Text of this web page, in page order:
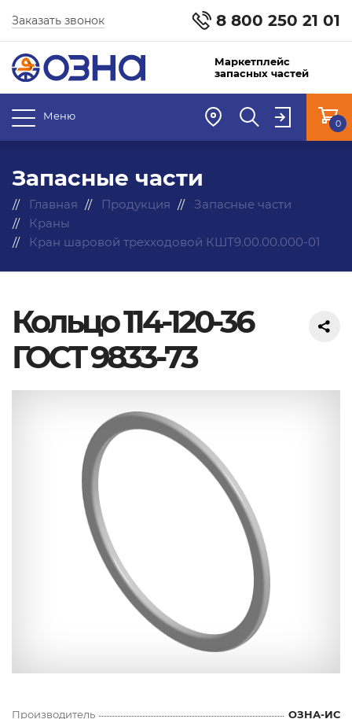
8 800 250 21 01
Заказать звонок
Маркетплейс
запасных частей
Меню
0
Запасные части
Главная Продукция
Запасные части
Краны
Кран шаровой трехходовой КШТ9.00.00.000-01
Кольцо 114-120-36
ГОСТ 9833-73
Производитель
ОЗНА-ИС